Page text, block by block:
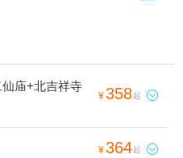
仙庙+北吉祥寺
¥358起 
¥364起 